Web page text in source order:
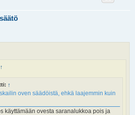
↑
↑
oven säädöistä, ehkä laajemmin kuin
käyttämään ovesta saranalukkoa pois ja